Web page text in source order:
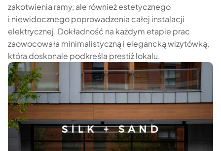
zakotwienia ramy, ale również estetycznego
i niewidocznego poprowadzenia całej instalacji
elektrycznej. Dokładność na każdym etapie prac
zaowocowała minimalistyczną i elegancką wizytówką,
która doskonale podkreśla prestiż lokalu.